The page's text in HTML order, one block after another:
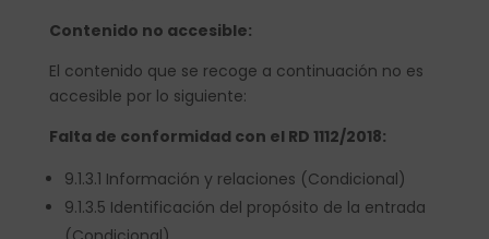
Contenido no accesible:
El contenido que se recoge a continuación no es
accesible por lo siguiente:
Falta de conformidad con el RD 1112/2018:
9.1.3.1 Información y relaciones (Condicional)
9.1.3.5 Identificación del propósito de la entrada